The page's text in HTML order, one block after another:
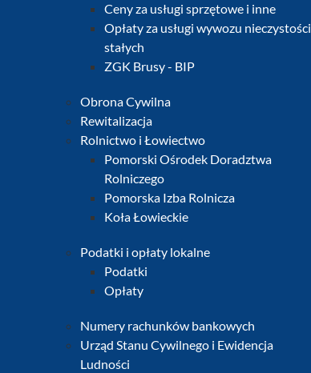
Ceny za usługi sprzętowe i inne
Opłaty za usługi wywozu nieczystości
stałych
ZGK Brusy - BIP
Obrona Cywilna
Rewitalizacja
Rolnictwo i Łowiectwo
Pomorski Ośrodek Doradztwa
Rolniczego
Pomorska Izba Rolnicza
Koła Łowieckie
Podatki i opłaty lokalne
Podatki
Opłaty
Numery rachunków bankowych
Urząd Stanu Cywilnego i Ewidencja
Ludności